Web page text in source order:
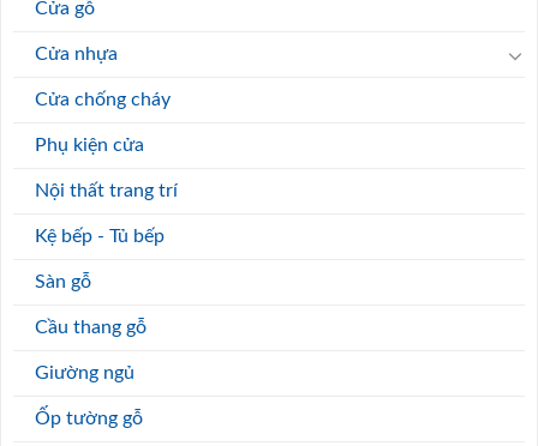
Cửa gỗ
Cửa nhựa
Cửa chống cháy
Phụ kiện cửa
Nội thất trang trí
Kệ bếp - Tủ bếp
Sàn gỗ
Cầu thang gỗ
Giường ngủ
Ốp tường gỗ